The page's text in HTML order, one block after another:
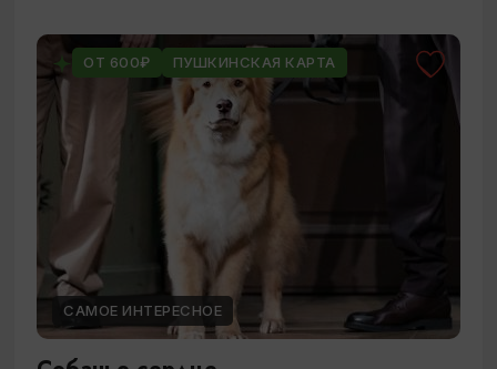
ОТ 600₽ ПУШКИНСКАЯ КАРТА
САМОЕ ИНТЕРЕСНОЕ